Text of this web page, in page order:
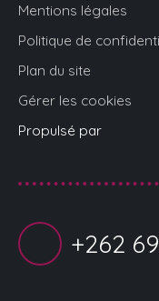
Mentions légales
Politique de
Plan du site
Gérer les cookies
Propulsé par
+262